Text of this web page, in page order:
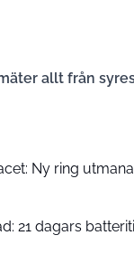
allt från
Ny ring
21 dagars